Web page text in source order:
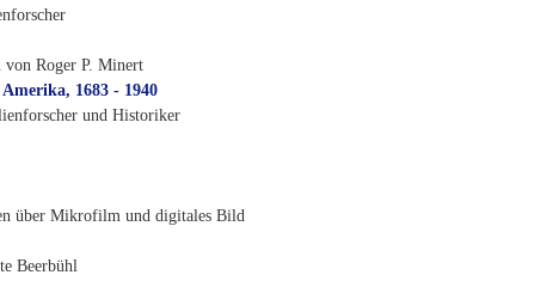
von Roger P. Minert
1683 - 1940
und Historiker
über Mikrofilm und digitales Bild
Beerbühl